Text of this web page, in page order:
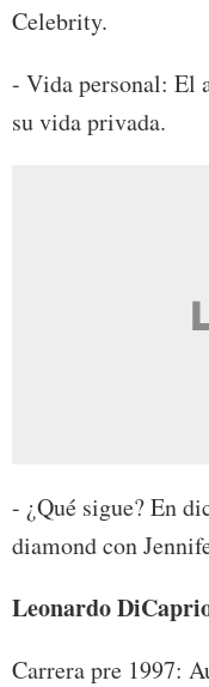
Celebrity.
- Vida personal: El
su vida privada.
- ¿Qué sigue? En
diamond con
Leonardo
Carrera pre 1997: